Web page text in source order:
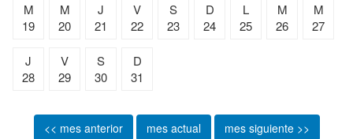
M
19
M
20
J
21
V
22
S
23
D
24
L
25
M
26
M
27
J
28
V
29
S
30
D
31
<< mes anterior mes actual mes siguiente >>